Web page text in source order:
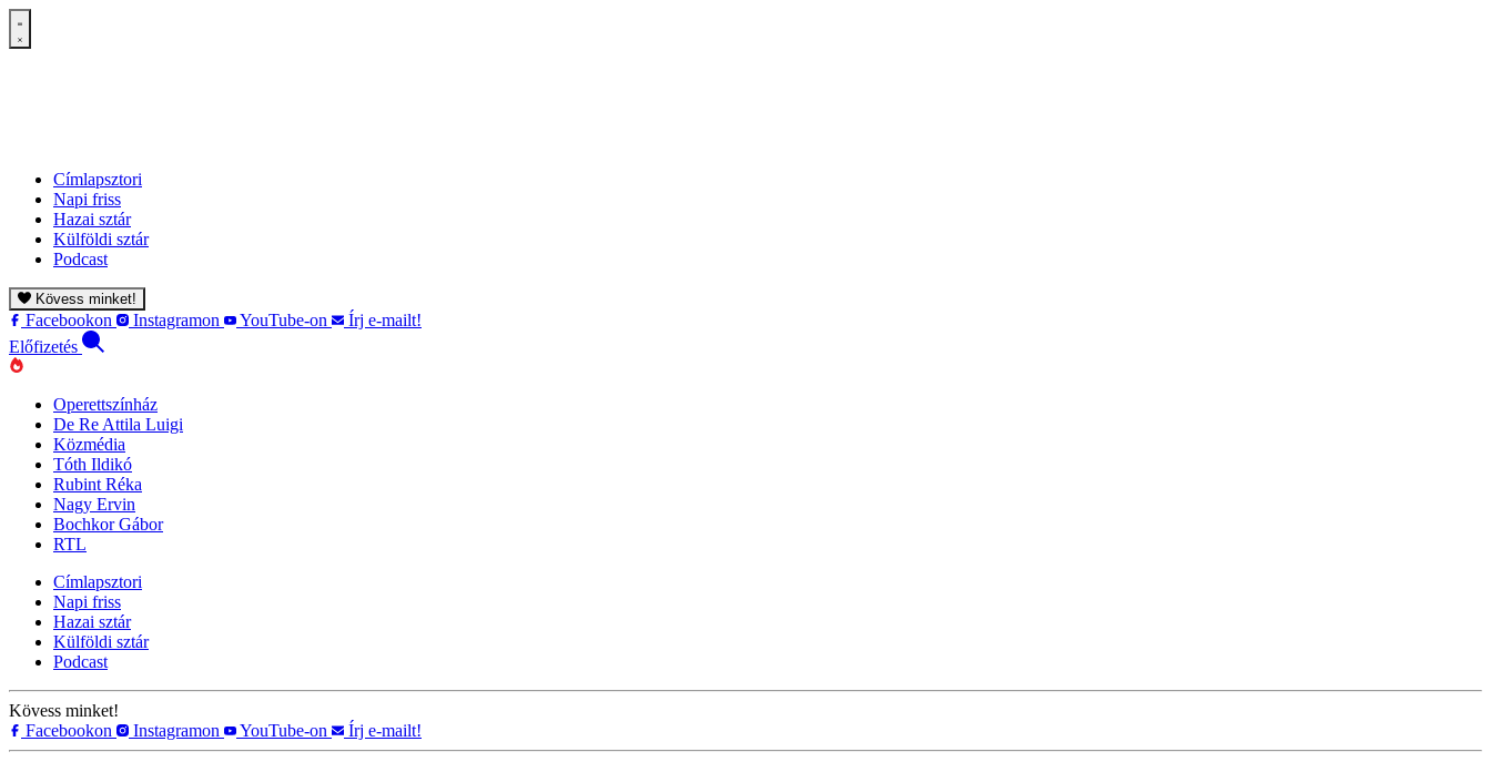
Címlapsztori
Napi friss
Hazai sztár
Külföldi sztár
Podcast
Kövess minket!
Facebookon Instagramon YouTube-on
Írj e-mailt!
Előfizetés
Operettszínház
De Re Attila Luigi
Közmédia
Tóth Ildikó
Rubint Réka
Nagy Ervin
Bochkor Gábor
RTL
Címlapsztori
Napi friss
Hazai sztár
Külföldi sztár
Podcast
Kövess minket!
Facebookon
Instagramon YouTube-on Írj e-mailt!